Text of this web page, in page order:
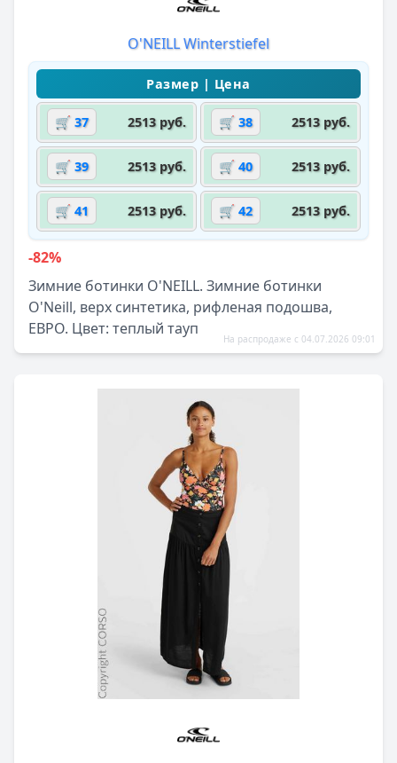
O'NEILL Winterstiefel
🛒 37 2513 руб. 🛒 38 2513 руб.
🛒 39 2513 руб. 🛒 40 2513 руб.
🛒 41 2513 руб. 🛒 42 2513 руб.
-82%
Зимние ботинки O'NEILL. Зимние ботинки
O'Neill, верх синтетика, рифленая подошва,
ЕВРО. Цвет: теплый тауп
На распродаже с 04.07.2026 09:01